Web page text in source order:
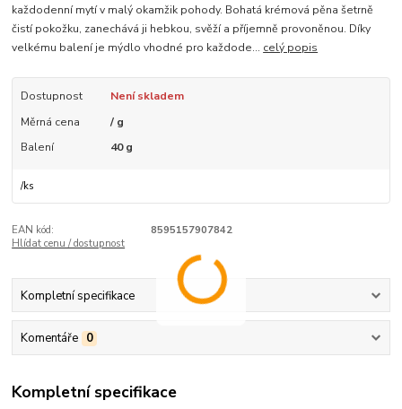
každodenní mytí v malý okamžik pohody. Bohatá krémová pěna šetrně
čistí pokožku, zanechává ji hebkou, svěží a příjemně provoněnou. Díky
velkému balení je mýdlo vhodné pro každode... celý popis
Dostupnost
Není skladem
Měrná cena
/ g
Balení
40 g
/ks
EAN kód:
8595157907842
Hlídat cenu / dostupnost
Kompletní specifikace
Komentáře 0
Kompletní specifikace